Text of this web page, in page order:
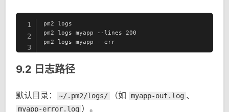
1
2
3
pm2 logs
pm2 logs myapp --lines 200
pm2 logs myapp --err
9.2 日志路径
默认目录： ~/.pm2/logs/ （如 myapp-out.log 、
myapp-error.log ）。